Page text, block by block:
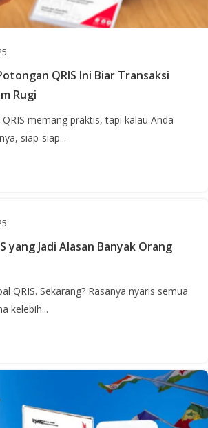
QRIS Ini Biar Transaksi
Rugi
memang praktis, tapi kalau Anda
siap-siap...
yang Jadi Alasan Banyak Orang
QRIS. Sekarang? Rasanya nyaris semua
kelebih...